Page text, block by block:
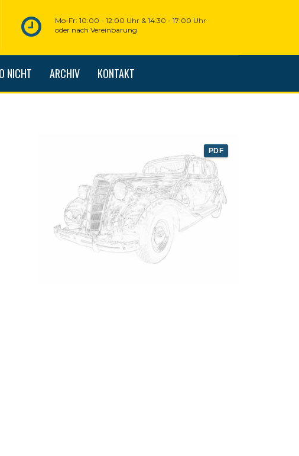
Mo-Fr: 10:00 - 12:00 Uhr & 14:30 - 17:00 Uhr
oder nach Vereinbarung
NICHT ARCHIV KONTAKT
PDF